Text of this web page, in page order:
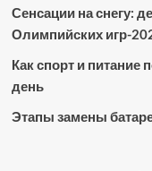
Сенсации на снегу:
Олимпийских игр-
Как спорт и
день
Этапы замены